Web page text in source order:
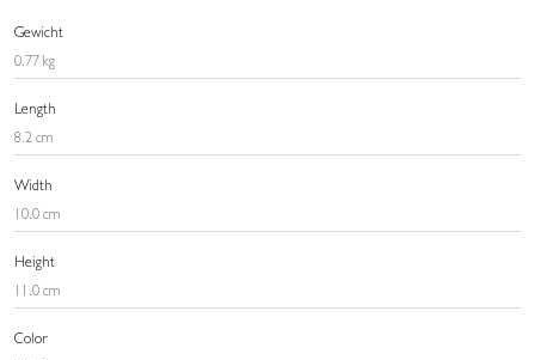
Gewicht
0.77 kg
Length
8.2 cm
Width
10.0 cm
Height
11.0 cm
Color